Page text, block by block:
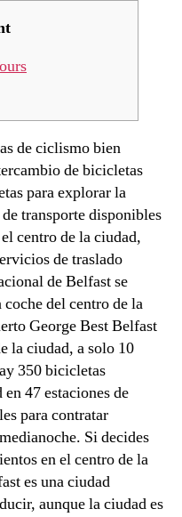
de ciclismo bien
de bicicletas
para explorar la
transporte disponibles
centro de la ciudad,
de traslado
de Belfast se
del centro de la
George Best Belfast
la ciudad, a solo 10
350 bicicletas
47 estaciones de
para contratar
Si decides
en el centro de la
es una ciudad
aunque la ciudad es